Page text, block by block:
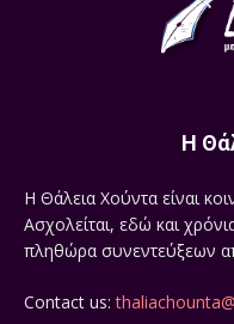
Η
Η Θάλεια Χούντα είναι
Ασχολείται, εδώ και
πληθώρα συνεντεύξεων
Contact us: